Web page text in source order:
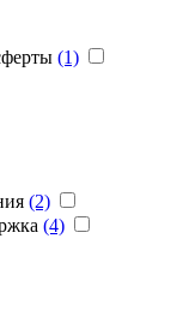
(1)
(2)
(4)